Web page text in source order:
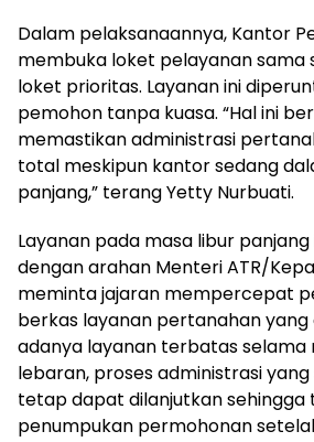
Dalam pelaksanaannya, Kantor
membuka loket pelayanan sama
loket prioritas. Layanan ini
pemohon tanpa kuasa. “Hal ini
memastikan administrasi
total meskipun kantor sedang
panjang,” terang Yetty Nurbuati.
Layanan pada masa libur panjang
dengan arahan Menteri ATR/
meminta jajaran mempercepat
berkas layanan pertanahan yang
adanya layanan terbatas selama
lebaran, proses administrasi
tetap dapat dilanjutkan sehingga
penumpukan permohonan